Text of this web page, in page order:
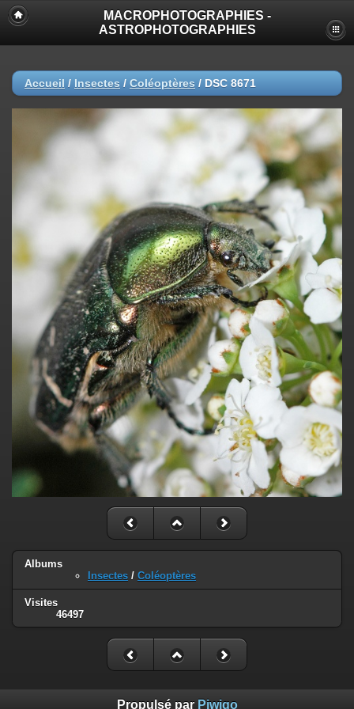
MACROPHOTOGRAPHIES -
ASTROPHOTOGRAPHIES
Accueil / Insectes / Coléoptères / DSC 8671
Albums
Insectes / Coléoptères
Visites
46497
Propulsé par Piwigo